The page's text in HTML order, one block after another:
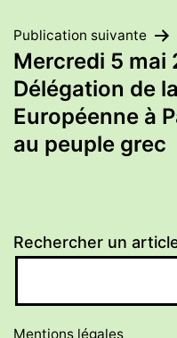
Publication suivante
Mercredi 5 mai
Délégation de
Européenne à
au peuple grec
Rechercher un
Mentions légales